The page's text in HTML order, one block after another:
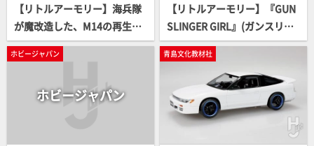
【リトルアーモリー】海兵隊
が魔改造した、M14の再生狙
撃銃「M14DMR」が登場！
【リトルアーモリー】『GUN
SLINGER GIRL』(ガンスリン
ガー・ガール)コラボ製品 第4
弾 が予約開始！
ホビージャパン
ホビージャパン
青島文化教材社